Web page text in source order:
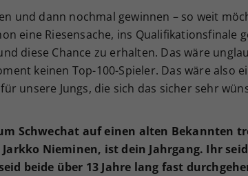
und dann nochmal gewinnen – so weit
eine Riesensache, ins Qualifikationsfinale
diese Chance zu erhalten. Das wäre
keinen Top-100-Spieler. Das wäre also
unsere Jungs, die sich das sicher sehr
Schwechat auf einen alten Bekannten
Nieminen, ist dein Jahrgang. Ihr seid
beide über 13 Jahre lang fast